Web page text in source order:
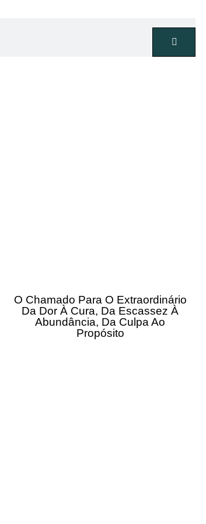
O Chamado Para O Extraordinário
Da Dor À Cura, Da Escassez À
Abundância, Da Culpa Ao
Propósito